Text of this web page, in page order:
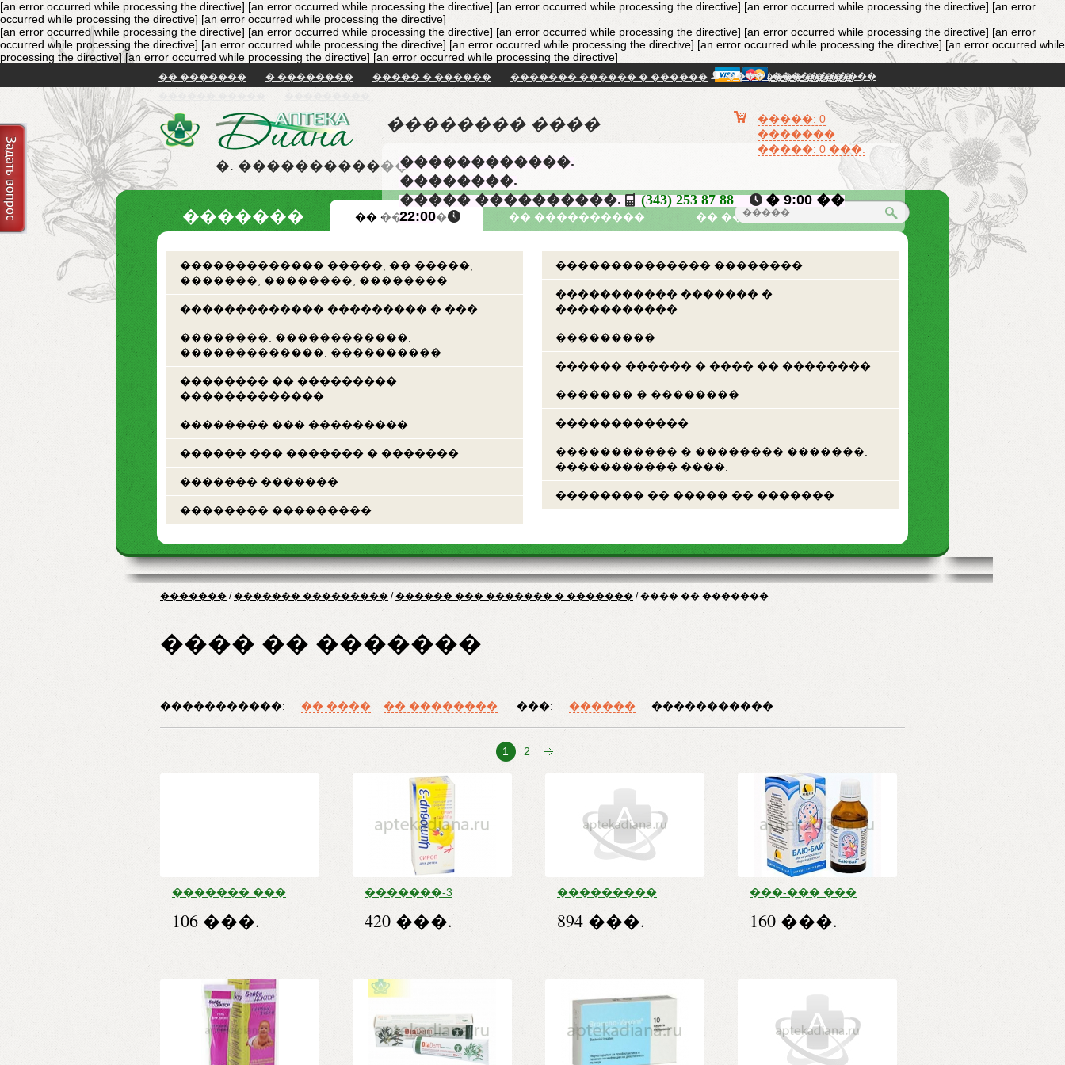
[an error occurred while processing the directive] [an error occurred while processing the directive] [an error occurred while processing the directive] [an error occurred while processing the directive] [an error
occurred while processing the directive] [an error occurred while processing the directive]
[an error occurred while processing the directive] [an error occurred while processing the directive] [an error occurred while processing the directive] [an error occurred while processing the directive] [an error
occurred while processing the directive] [an error occurred while processing the directive] [an error occurred while processing the directive] [an error occurred while processing the directive] [an error occurred while
processing the directive][an error occurred while processing the directive] [an error occurred while processing the directive]
�� ������� � �������� ����� � ������ ������� ������ � ������
�������� �����
���� / �����������
�������� ����
�. ������������
�����: 0
�������
�����: 0 ���.
������������.
��������.
����� ����������.
(343) 253 87 88
� 9:00 ��
22:00
������� �� ������� �� ���������� �� �������
������������� �����, �� �����,
�������, ��������, ��������
������������� ��������� � ���
��������. ������������.
�������������. ����������
�������� �� ���������
�������������
�������� ��� ���������
������ ��� ������� � �������
������� �������
�������� ���������
�������������� ��������
����������� ������� �
�����������
���������
������ ������ � ���� �� ��������
������� � ��������
������������
����������� � �������� �������.
����������� ����.
�������� �� ����� �� �������
������� /������� ��������� /������ ��� ������� � ������� /���� �� �������
���� �� �������
�����������: �� ���� �� �������� ���: ������ �����������
1 2
������� ���
����. �/�����
106 ���.
�������-3
��. ����.
420 ���.
���������
����. �/�-��
894 ���.
���-��� ���
��� ������
160 ���.